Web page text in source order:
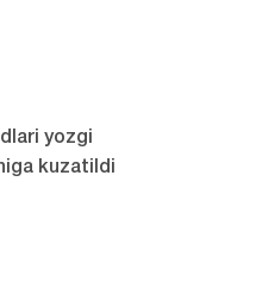
yozgi
kuzatildi